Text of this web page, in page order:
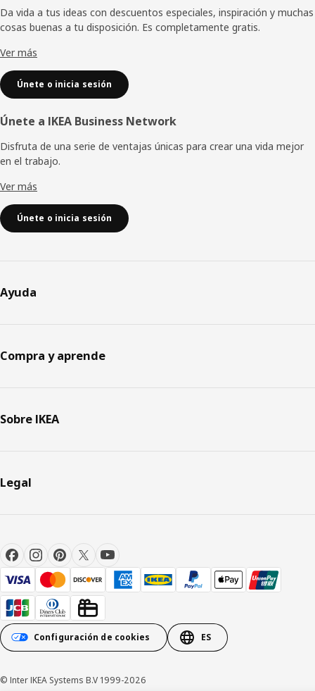
de
página
Da vida a tus ideas con descuentos especiales, inspiración y muchas
cosas buenas a tu disposición. Es completamente gratis.
Ver más
Únete o inicia sesión
Únete a IKEA Business Network
Disfruta de una serie de ventajas únicas para crear una vida mejor
en el trabajo.
Ver más
Únete o inicia sesión
Ayuda
Compra y aprende
Sobre IKEA
Legal
Configuración de cookies ES
© Inter IKEA Systems B.V 1999-2026